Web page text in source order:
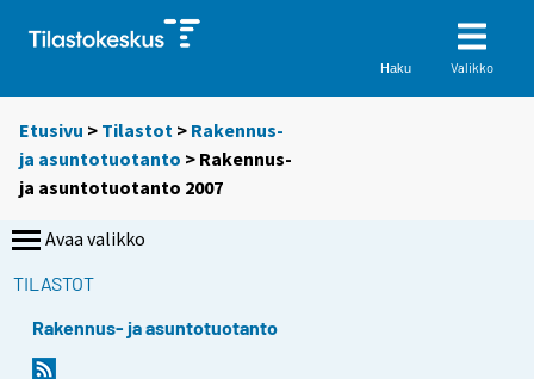
Haku Valikko
Etusivu > Tilastot > Rakennus-
ja asuntotuotanto > Rakennus-
ja asuntotuotanto 2007
Avaa valikko
TILASTOT
Rakennus- ja asuntotuotanto